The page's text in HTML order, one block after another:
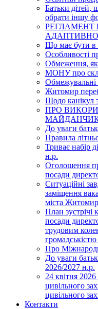
Батьки
обрати іншу
РЕГЛАМЕНТ
Що має бути в
Особливості
Обмеження,
МОНУ про
Обмежувальні
Житомир
Щодо канікул
ПРО
До уваги
Правила
Триває набір
н.р.
Оголошення
посади
Ситуаційні
заміщення
міста
План зустрічі
посади
трудовим
громадськістю
Про
До уваги
2026/2027 н.р.
24 квітня 2026
цивільного
цивільного
Контакти